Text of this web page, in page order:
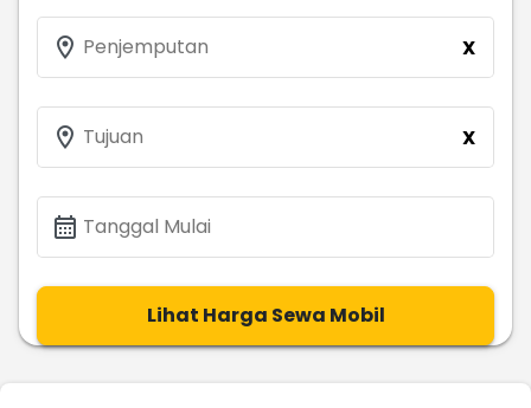
location_on Penjemputan X
location_on Tujuan X
calendar_month Tanggal Mulai
Lihat Harga Sewa Mobil